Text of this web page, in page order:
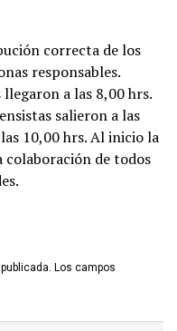
correcta de los
responsables.
a las 8,00 hrs.
salieron a las
10,00 hrs. Al inicio la
de todos
Los campos